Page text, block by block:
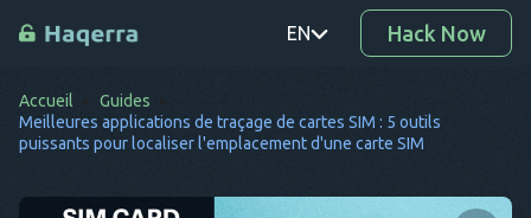
EN
PT
Hack Now
Accueil
Guides
Meilleures applications de traçage de cartes SIM : 5 outils
puissants pour localiser l'emplacement d'une carte SIM